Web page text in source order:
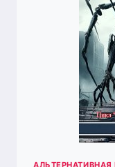
АЛЬТЕРНАТИВНАЯ